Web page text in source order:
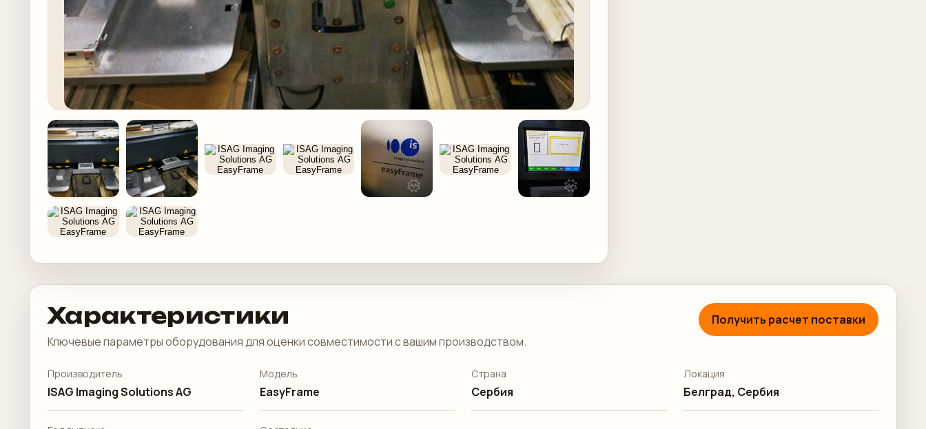
Характеристики
Ключевые параметры оборудования для оценки совместимости с вашим производством.
Получить расчет поставки
Производитель
ISAG Imaging Solutions AG
Модель
EasyFrame
Страна
Сербия
Локация
Белград, Сербия